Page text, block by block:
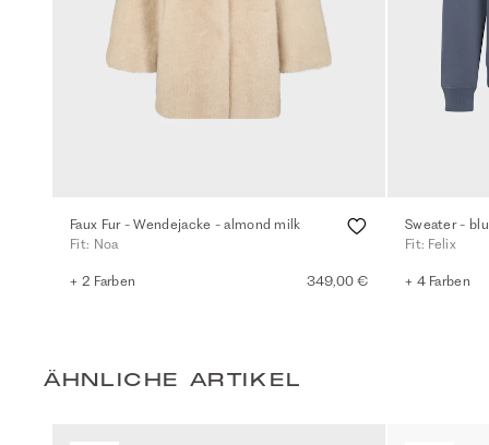
Faux Fur - Wendejacke - almond milk
Fit: Noa
+ 2 Farben 349,00 €
Sweater -
Fit: Felix
+ 4 Farben
ÄHNLICHE ARTIKEL